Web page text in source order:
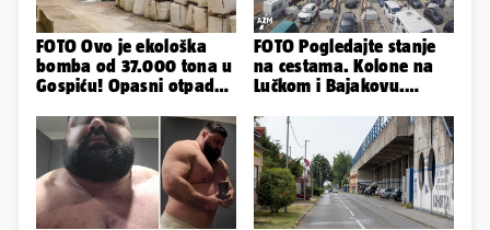
FOTO Ovo je ekološka
bomba od 37.000 tona u
Gospiću! Opasni otpad
FOTO Pogledajte stanje
na cestama. Kolone na
Lučkom i Bajakovu.